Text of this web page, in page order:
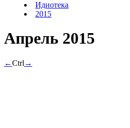
Идиотека
2015
Апрель 2015
←Ctrl →